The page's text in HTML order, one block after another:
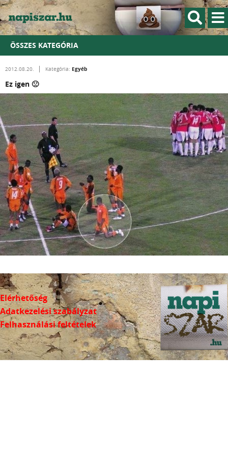
ÖSSZES KATEGÓRIA
2012.08.20. Kategória: Egyéb
Ez igen 🙁
Elérhetőség
Adatkezelési szabályzat
Felhasználási feltételek